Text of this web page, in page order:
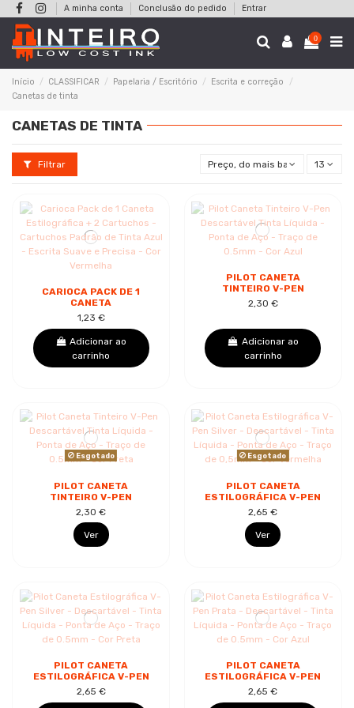
A minha conta Conclusão do pedido Entrar
0
Início CLASSIFICAR Papelaria / Escritório
Escrita e correção
Canetas de tinta
CANETAS DE TINTA
Filtrar Preço, do mais baixo ao mais
13
CARIOCA PACK DE 1
CANETA
ESTILOGRÁFICA + 2
CARTUCHOS -
CARTUCHOS PADRÃO
DE TINTA AZUL -...
1,23 €
Adicionar ao
carrinho
PILOT CANETA
TINTEIRO V-PEN
DESCARTÁVEL TINTA
LÍQUIDA - PONTA DE
2,30 €
Adicionar ao
carrinho
Esgotado
PILOT CANETA
TINTEIRO V-PEN
DESCARTÁVEL TINTA
LÍQUIDA - PONTA DE
AÇO - TRAÇO DE
0.5MM -...
2,30 €
Ver
Esgotado
PILOT CANETA
ESTILOGRÁFICA V-PEN
SILVER -
DESCARTÁVEL - TINTA
LÍQUIDA - PONTA DE
AÇO -...
2,65 €
Ver
PILOT CANETA
ESTILOGRÁFICA V-PEN
SILVER -
DESCARTÁVEL - TINTA
2,65 €
PILOT CANETA
ESTILOGRÁFICA V-PEN
PRATA -
DESCARTÁVEL - TINTA
2,65 €